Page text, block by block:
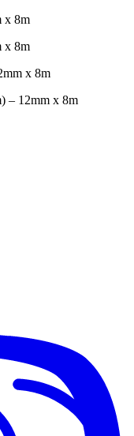
x 8m
x 8m
x 8m
– 12mm x 8m